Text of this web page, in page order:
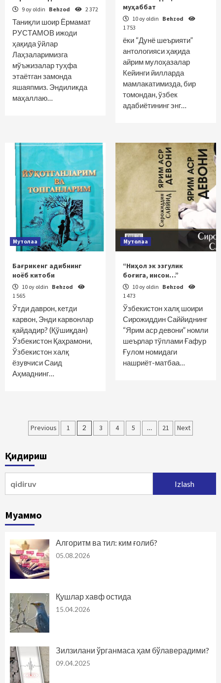
9 oy oldin Behzod 2 372
Таниқли шоир Ёрмамат
РУСТАМОВ ижоди
ҳақида ўйлар
Лаҳзаларимизга
мўъжизалар туҳфа
этаётган замонда
яшаяпмиз. Эндиликда
маҳаллаю…
муҳаббат
10 oy oldin Behzod
1 753
ёки “Дунё шеърияти”
антологияси ҳақида
айрим мулоҳазалар
Кейинги йилларда
мамлакатимизда, бир
томондан, ўзбек
адабиётининг энг…
Мутолаа
Бағрикенг адибнинг
ноёб китоби
10 oy oldin Behzod
1 565
Ўтди даврон, кетди
карвон, Энди карвонлар
қайдадир? (Қўшиқдан)
Ўзбекистон Қаҳрамони,
Ўзбекистон халқ
ёзувчиси Саид
Аҳмаднинг…
Мутолаа
“Ниҳол эк эзгулик
боғига, инсон…”
10 oy oldin Behzod
1 473
Ўзбекистон халқ шоири
Сирожиддин Саййиднинг
“Ярим аср девони” номли
шеърлар тўплами Ғафур
Ғулом номидаги
нашриёт-матбаа…
Maqolalar
harakatlanish
Previous 1 2 3 4 5 … 21 Next
Қидириш
Муаммо
Алгоритм ва тил: ким ғолиб?
05.08.2026
Қушлар хавф остида
15.04.2026
Зилзилани ўрганмаса ҳам бўлаверадими?
09.04.2025